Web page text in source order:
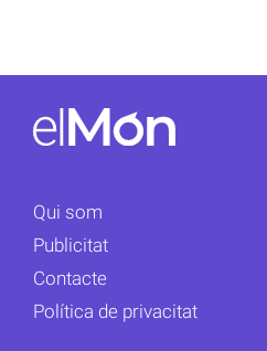
Qui som
Publicitat
Contacte
Política de privacitat